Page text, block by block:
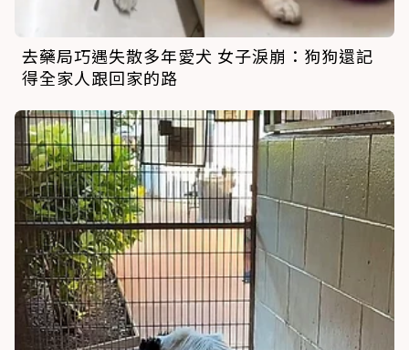
去藥局巧遇失散多年愛犬 女子淚崩：狗狗還記
得全家人跟回家的路